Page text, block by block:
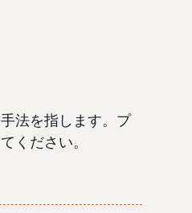
法を指します。プ
ください。